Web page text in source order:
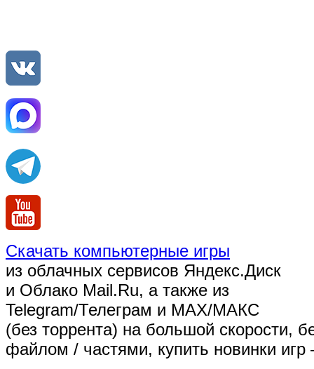
Скачать компьютерные игры
из облачных сервисов Яндекс.Диск
и Облако Mail.Ru, а также из
Telegram/Телеграм и MAX/МАКС
(без торрента) на большой скорости,
файлом / частями, купить новинки